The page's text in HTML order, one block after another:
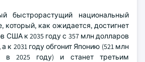
быстрорастущий национальный
который, как ожидается, достигнет
США к 2035 году с 357 млн долларов
к 2031 году обгонит Японию (521 млн
2025 году) и станет третьим